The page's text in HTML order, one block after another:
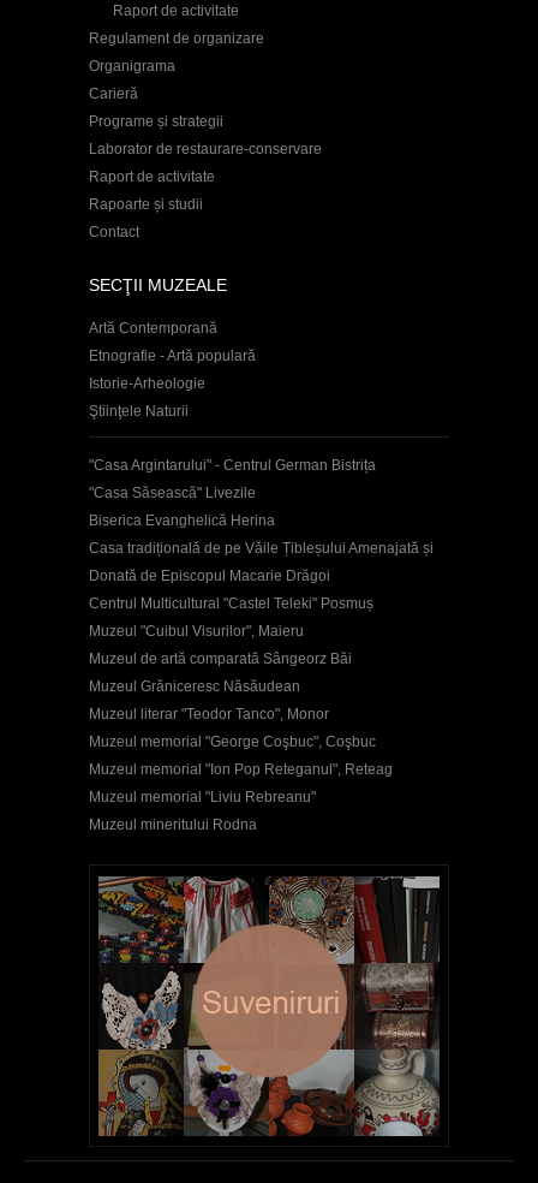
Raport de activitate
Regulament de organizare
Organigrama
Carieră
Programe și strategii
Laborator de restaurare-conservare
Raport de activitate
Rapoarte și studii
Contact
SECŢII MUZEALE
Artă Contemporană
Etnografie - Artă populară
Istorie-Arheologie
Ştiinţele Naturii
"Casa Argintarului" - Centrul German Bistrița
"Casa Săsească" Livezile
Biserica Evanghelică Herina
Casa tradițională de pe Văile Țibleșului Amenajată și
Donată de Episcopul Macarie Drăgoi
Centrul Multicultural "Castel Teleki" Posmuș
Muzeul "Cuibul Visurilor", Maieru
Muzeul de artă comparată Sângeorz Băi
Muzeul Grăniceresc Năsăudean
Muzeul literar "Teodor Tanco", Monor
Muzeul memorial "George Coşbuc", Coşbuc
Muzeul memorial "Ion Pop Reteganul", Reteag
Muzeul memorial "Liviu Rebreanu"
Muzeul mineritului Rodna